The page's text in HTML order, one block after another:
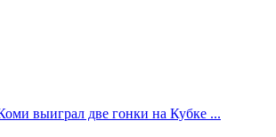
выиграл две гонки на Кубке ...